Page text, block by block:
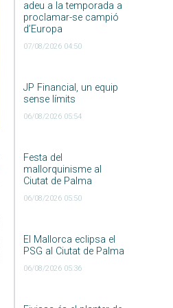
adeu a la temporada a
proclamar-se campió
d’Europa
07/08/2026 04:50
JP Financial, un equip
sense límits
06/08/2026 05:54
Festa del
mallorquinisme al
Ciutat de Palma
06/08/2026 05:50
El Mallorca eclipsa el
PSG al Ciutat de Palma
06/08/2026 05:36